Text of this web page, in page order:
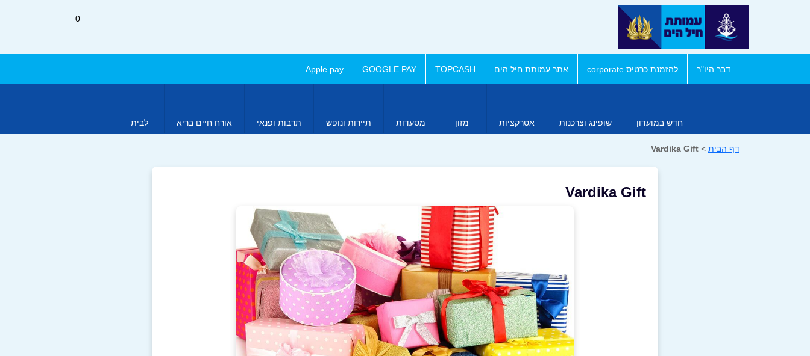
0
דבר היו"ר להזמנת כרטיס corporate אתר עמותת חיל הים TOPCASH
GOOGLE PAY
Apple pay
חדש במועדון שופינג וצרכנות אטרקציות מזון מסעדות תיירות ונופש תרבות ופנאי אורח חיים בריא לבית
דף הבית >
Vardika Gift
Vardika Gift